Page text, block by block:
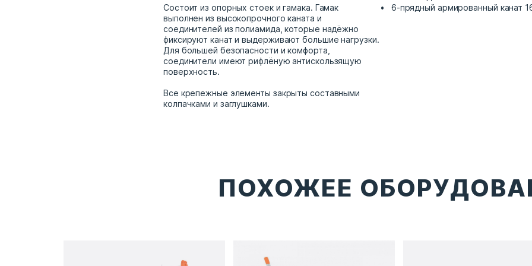
Состоит из опорных стоек и гамака. Гамак
выполнен из высокопрочного каната и
соединителей из полиамида, которые надёжно
фиксируют канат и выдерживают большие нагрузки.
Для большей безопасности и комфорта,
соединители имеют рифлёную антискользящую
поверхность.
Все крепежные элементы закрыты составными
колпачками и заглушками.
6-прядный армированный канат
ПОХОЖЕЕ